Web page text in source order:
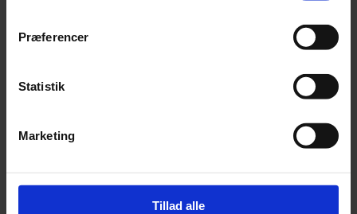
Præferencer
Statistik
Marketing
Tillad alle
Pris: kr.499,00